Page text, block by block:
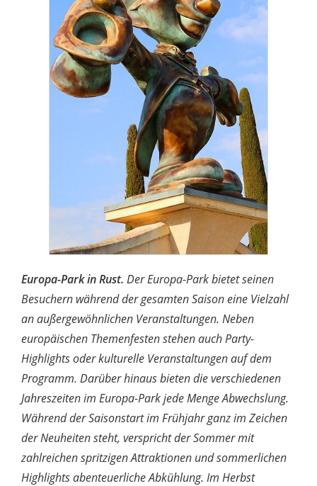
Europa-Park in Rust. Der Europa-Park bietet seinen
Besuchern während der gesamten Saison eine Vielzahl
an außergewöhnlichen Veranstaltungen. Neben
europäischen Themenfesten stehen auch Party-
Highlights oder kulturelle Veranstaltungen auf dem
Programm. Darüber hinaus bieten die verschiedenen
Jahreszeiten im Europa-Park jede Menge Abwechslung.
Während der Saisonstart im Frühjahr ganz im Zeichen
der Neuheiten steht, verspricht der Sommer mit
zahlreichen spritzigen Attraktionen und sommerlichen
Highlights abenteuerliche Abkühlung. Im Herbst